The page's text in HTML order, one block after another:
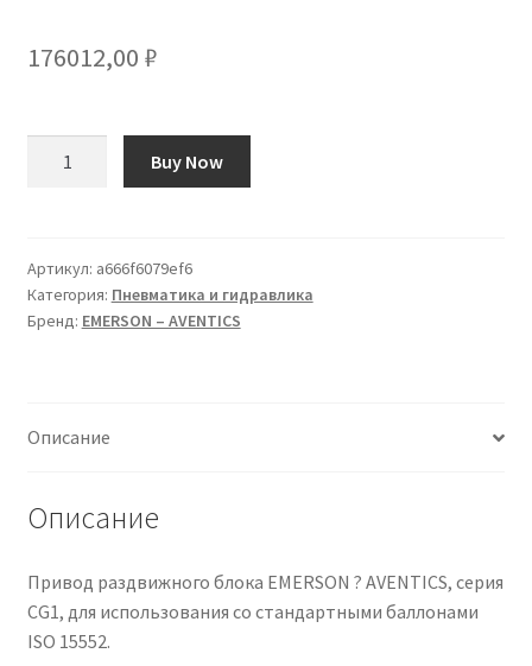
176012,00 ₽
unità
scorrevole
EMERSON
CG1,
l'uso
con
standard
ISO
15552
Buy Now
Артикул: a666f6079ef6
Категория: Пневматика и гидравлика
Бренд: EMERSON – AVENTICS
Описание
Описание
Привод раздвижного блока EMERSON ? AVENTICS, серия
CG1, для использования со стандартными баллонами
ISO 15552.